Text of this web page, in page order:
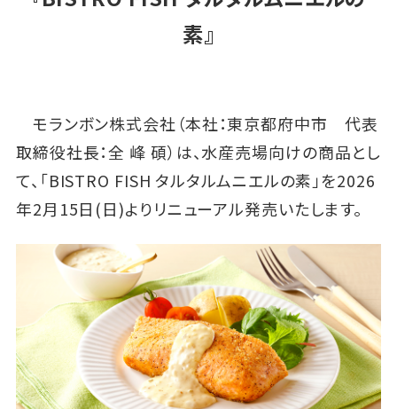
素』
モランボン株式会社（本社：東京都府中市 代表
取締役社長：全 峰 碩）は、水産売場向けの商品とし
て、「BISTRO FISH タルタルムニエルの素」を2026
年2月15日(日)よりリニューアル発売いたします。